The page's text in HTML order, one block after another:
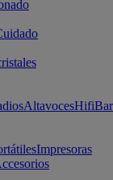
AltavocesHifi
Impresoras